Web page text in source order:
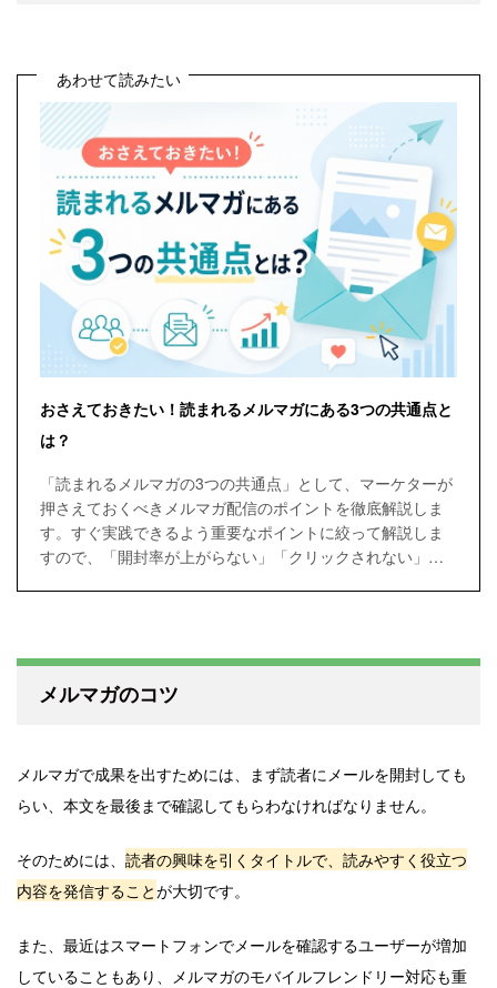
あわせて読みたい
おさえておきたい！読まれるメルマガにある3つの共通点と
は？
「読まれるメルマガの3つの共通点」として、マーケターが
押さえておくべきメルマガ配信のポイントを徹底解説しま
す。すぐ実践できるよう重要なポイントに絞って解説しま
すので、「開封率が上がらない」「クリックされない」と
メルマガのコツ
メルマガで成果を出すためには、まず読者にメールを開封しても
らい、本文を最後まで確認してもらわなければなりません。
そのためには、 読者の興味を引くタイトルで、読みやすく役立つ
内容を発信することが大切です。
また、最近はスマートフォンでメールを確認するユーザーが増加
していることもあり、メルマガのモバイルフレンドリー対応も重